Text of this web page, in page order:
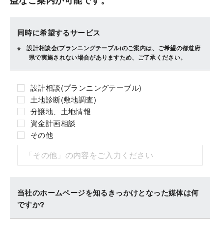
同時に希望するサービス
設計相談会(プランニングテーブル)のご案内は、ご希望の都道府
県で実施されない場合がありますため、ご了承ください。
設計相談(プランニングテーブル)
土地診断(敷地調査)
分譲地、土地情報
資金計画相談
その他
当社のホームページを知るきっかけとなった媒体は何
ですか?